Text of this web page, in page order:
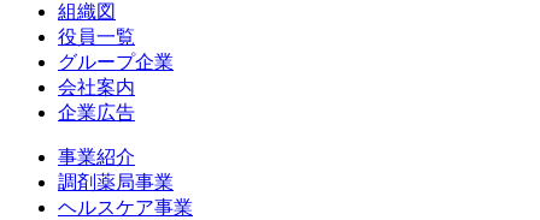
組織図
役員一覧
グループ企業
会社案内
企業広告
事業紹介
調剤薬局事業
ヘルスケア事業